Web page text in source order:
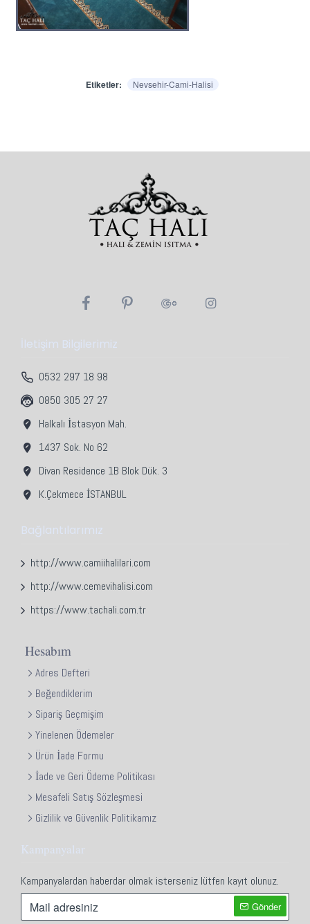
Etiketler: Nevsehir-Cami-Halisi
İletişim Bilgilerimiz
0532 297 18 98
0850 305 27 27
Halkalı İstasyon Mah.
1437 Sok. No 62
Divan Residence 1B Blok Dük. 3
K.Çekmece İSTANBUL
Bağlantılarımız
http://www.camiihalilari.com
http://www.cemevihalisi.com
https://www.tachali.com.tr
Hesabım
Adres Defteri
Beğendiklerim
Sipariş Geçmişim
Yinelenen Ödemeler
Ürün İade Formu
İade ve Geri Ödeme Politikası
Mesafeli Satış Sözleşmesi
Gizlilik ve Güvenlik Politikamız
Kampanyalar
Kampanyalardan haberdar olmak isterseniz lütfen kayıt olunuz.
Gönder